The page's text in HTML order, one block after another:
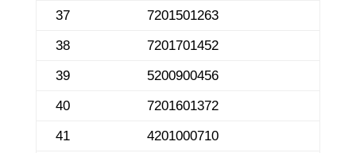
37
7201501263
38
7201701452
39
5200900456
40
7201601372
41
4201000710